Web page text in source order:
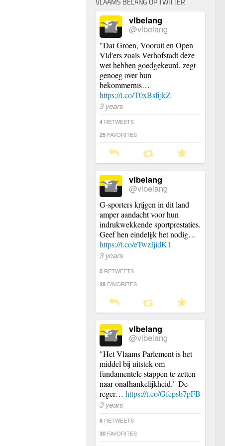
VLAAMS BELANG OP TWITTER
vlbelang
@vlbelang
"Dat Groen, Vooruit en Open
Vld'ers zoals Verhofstadt deze
wet hebben goedgekeurd, zegt
genoeg over hun
bekommernis…
https://t.co/T0xBsfijkZ
3 years
4 RETWEETS
25 FAVORITES
vlbelang
@vlbelang
G-sporters krijgen in dit land
amper aandacht voor hun
indrukwekkende sportprestaties.
Geef hen eindelijk het nodig…
https://t.co/eTwzIjidK1
3 years
5 RETWEETS
28 FAVORITES
vlbelang
@vlbelang
"Het Vlaams Parlement is het
middel bij uitstek om
fundamentele stappen te zetten
naar onafhankelijkheid." De
reger… https://t.co/Gfcpsb7pFB
3 years
8 RETWEETS
30 FAVORITES